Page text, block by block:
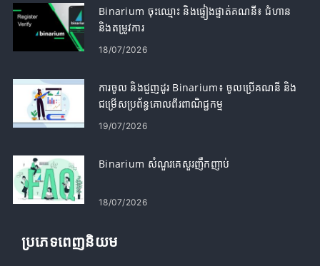
Binarium ចុះឈ្មោះ និងផ្ទៀងផ្ទាត់គណនី៖ ជំហាន
និងតម្រូវការ
18/07/2026
ការចូល និងជួញដូរ Binarium៖ ចូលប្រើគណនី និង
ជម្រើសប្រព័ន្ធគោលពីរពាណិជ្ជកម្ម
19/07/2026
Binarium សំណួរគេសួរញឹកញាប់
18/07/2026
ប្រភេទពេញនិយម